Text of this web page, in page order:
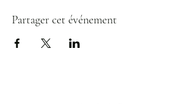
Partager cet événement